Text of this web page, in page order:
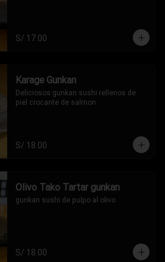
S/ 17.00
Karage Gunkan
Deliciosos gunkan sushi rellenos de
piel crocante de salmon
S/ 18.00
Olivo Tako Tartar gunkan
gunkan sushi de pulpo al olivo
S/ 18.00